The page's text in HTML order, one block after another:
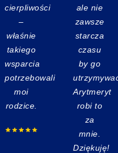
cierpliwości
–
właśnie
takiego
wsparcia
potrzebowali
moi
rodzice.
ale nie
zawsze
starcza
czasu
by go
Arytmeryt
robi to
za
mnie.
Dziękuję!